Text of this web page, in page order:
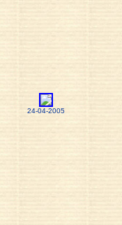
24-04-2005